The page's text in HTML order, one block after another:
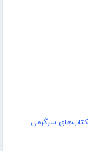
کتاب‌های سرگرمی